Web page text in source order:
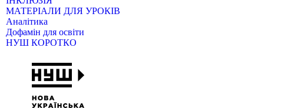
МАТЕРІАЛИ ДЛЯ УРОКІВ
Аналітика
Дофамін для освіти
НУШ КОРОТКО